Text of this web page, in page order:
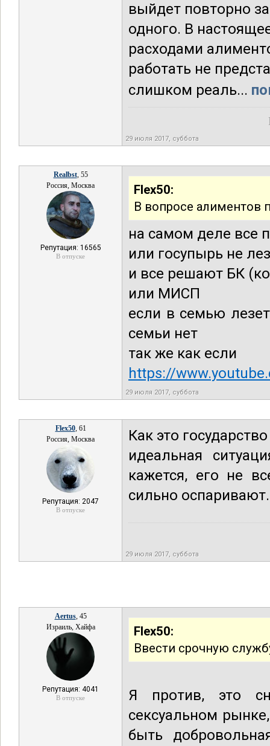
выйдет повторно
одного. В
расходами
работать не
слишком реаль...
29 июля 2017, суббота
Realbst, 55
Россия, Москва
Репутация: 16565
В отпуске
Flex50:
В вопросе алиментов
на самом деле все
или госупырь не
и все решают БК
или МИСП
если в семью
семьи нет
так же как если
https://
29 июля 2017, суббота
Flex50, 61
Россия, Москва
Репутация: 2047
В отпуске
Как это
идеальная
кажется, его не
сильно оспаривают.
29 июля 2017, суббота
Aertus, 45
Израиль, Хайфа
Репутация: 4041
В отпуске
Flex50:
Ввести срочную
Я против, это
сексуальном
быть